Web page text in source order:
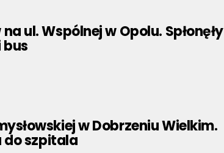
ul. Wspólnej w Opolu. Spłonęły
w Dobrzeniu Wielkim.
do szpitala